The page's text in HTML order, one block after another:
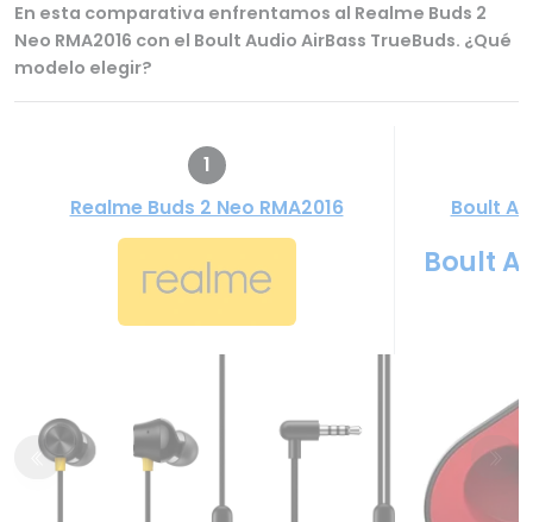
En esta comparativa enfrentamos al Realme Buds 2
Neo RMA2016 con el Boult Audio AirBass TrueBuds. ¿Qué
modelo elegir?
1
Realme Buds 2 Neo RMA2016
Boult
Boult